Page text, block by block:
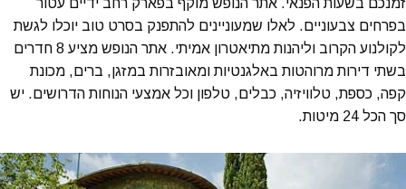
זמנכם בשעות הפנאי. אתר הנופש מוקף בפארק רחב ידיים עטור
בפרחים צבעוניים. לאלו שמעוניינים להתפנק בסרט טוב יוכלו לגשת
לקולנוע הקרוב וליהנות מתיאטרון אמיתי. אתר הנופש מציע 8 חדרים
בשתי דירות מרוהטות באלגנטיות ומאובזרות במזגן, ברים, מכונת
קפה, כספת, טלוויזיה, כבלים, טלפון וכל אמצעי הנוחות הדרושים. יש
סך הכל 24 מיטות.